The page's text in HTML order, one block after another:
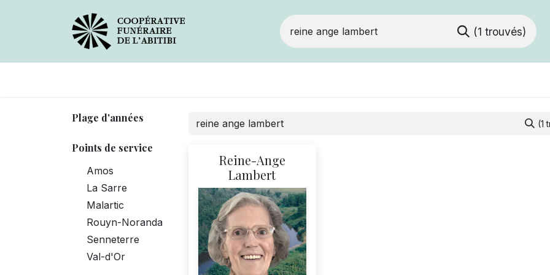
(1 trouvés)
Plage d'années
Points de service
Amos
La Sarre
Malartic
Rouyn-Noranda
Senneterre
Val-d'Or
(1
Reine-Ange
Lambert